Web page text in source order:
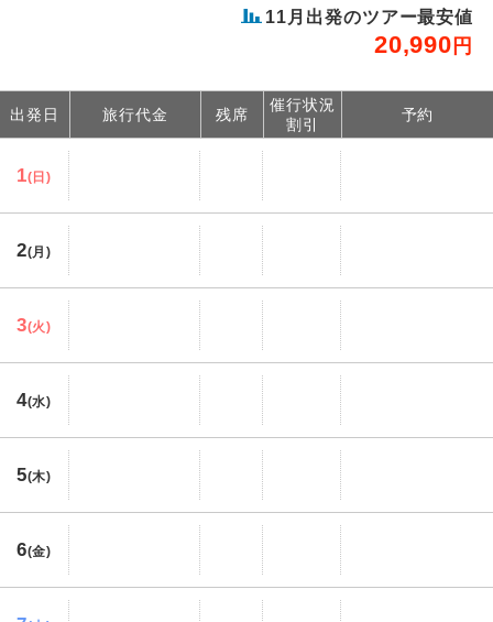
11 月出発のツアー最安値
20,990 円
出発日 旅行代金 残席
催行状況
割引
予約
1(日)
2(月)
3(火)
4(水)
5(木)
6(金)